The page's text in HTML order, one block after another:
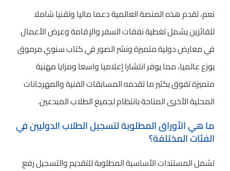
نعم، تقدم هذه المنصة العالمية دعما ماليا وتقنيا شاملا
للفائزين يشمل تغطية نفقات السفر والإقامة وعرض الأعمال
في معارض دولية متميزة ونشر الصور في كتاب سنوي مرموق
يوزع عالميا، مما يوفر انتشارا إعلاميا واسعا ومزايا مهنية
متميزة تفوق بكثير ما تقدمه المسابقات الفنية والمهرجانات
المحلية الأخرى المتاحة بانتظام لجميع الطلاب المبدعين.
ما هي الأوراق المطلوبة لتسجيل الطلاب الدوليين في
الفئات المختلفة؟
تشمل المستندات الأساسية المطلوبة للتقديم والتسجيل رفع